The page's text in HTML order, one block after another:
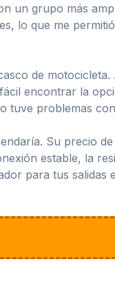
un grupo más
lo que me
de motocicleta.
encontrar la
tuve problemas
Su precio
estable, la
para tus salidas